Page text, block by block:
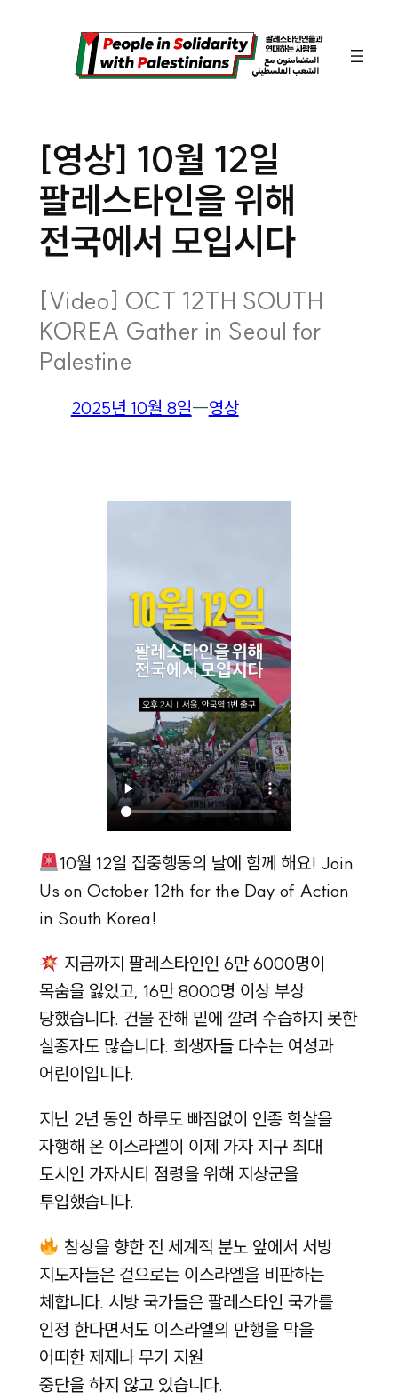
[영상] 10월 12일
팔레스타인을 위해
전국에서 모입시다
[Video] OCT 12TH SOUTH
KOREA Gather in Seoul for
Palestine
2025년 10월 8일―영상
10월 12일 집중행동의 날에 함께 해요! Join
Us on October 12th for the Day of Action
in South Korea!
지금까지 팔레스타인인 6만 6000명이
목숨을 잃었고, 16만 8000명 이상 부상
당했습니다. 건물 잔해 밑에 깔려 수습하지 못한
실종자도 많습니다. 희생자들 다수는 여성과
어린이입니다.
지난 2년 동안 하루도 빠짐없이 인종 학살을
자행해 온 이스라엘이 이제 가자 지구 최대
도시인 가자시티 점령을 위해 지상군을
투입했습니다.
참상을 향한 전 세계적 분노 앞에서 서방
지도자들은 겉으로는 이스라엘을 비판하는
체합니다. 서방 국가들은 팔레스타인 국가를
인정 한다면서도 이스라엘의 만행을 막을
어떠한 제재나 무기 지원
중단을 하지 않고 있습니다.